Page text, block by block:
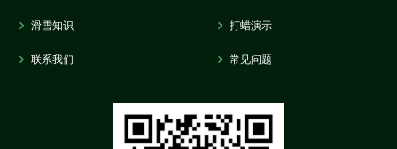
滑雪知识
联系我们
打蜡演示
常见问题